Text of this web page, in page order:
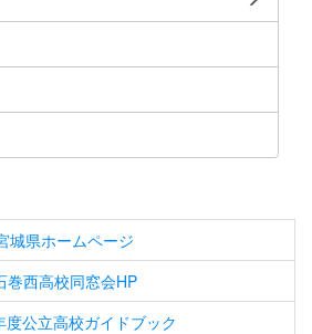
城県ホームページ
巻西高校同窓会HP
度公立高校ガイドブック